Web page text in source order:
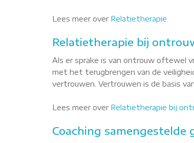
Lees meer over Relatietherapie
Relatietherapie bij
Als er sprake is van ontrouw oftewel
met het terugbrengen van de
vertrouwen. Vertrouwen is de basis
Lees meer over Relatietherapie bij
Coaching